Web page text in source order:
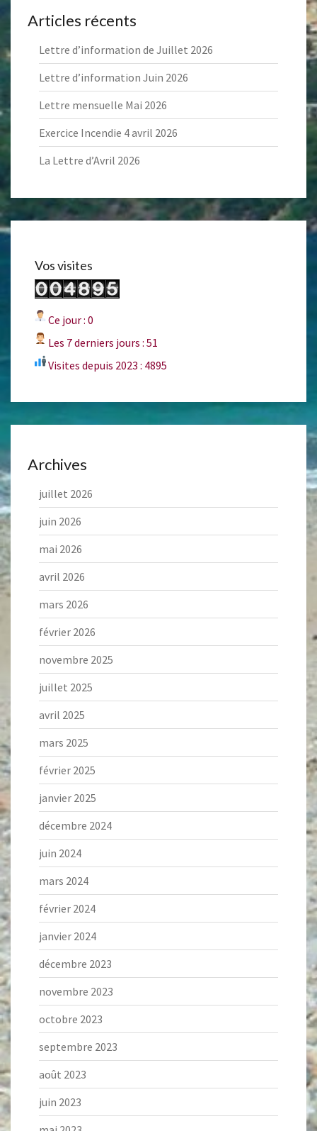
Articles récents
Lettre d’information de Juillet 2026
Lettre d’information Juin 2026
Lettre mensuelle Mai 2026
Exercice Incendie 4 avril 2026
La Lettre d’Avril 2026
Vos visites
Ce jour : 0
Les 7 derniers jours : 51
Visites depuis 2023 : 4895
Archives
juillet 2026
juin 2026
mai 2026
avril 2026
mars 2026
février 2026
novembre 2025
juillet 2025
avril 2025
mars 2025
février 2025
janvier 2025
décembre 2024
juin 2024
mars 2024
février 2024
janvier 2024
décembre 2023
novembre 2023
octobre 2023
septembre 2023
août 2023
juin 2023